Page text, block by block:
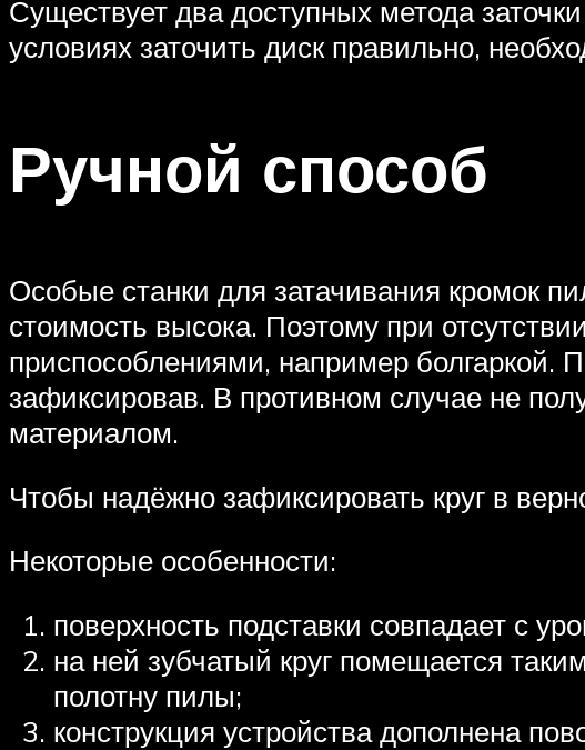
Существует два доступных метода
условиях заточить диск правильно,
Ручной способ
Особые станки для затачивания кромок
стоимость высока. Поэтому при
приспособлениями, например болгаркой.
зафиксировав. В противном случае не
материалом.
Чтобы надёжно зафиксировать круг в
Некоторые особенности:
поверхность подставки совпадает с
на ней зубчатый круг помещается
полотну пилы;
конструкция устройства дополнена